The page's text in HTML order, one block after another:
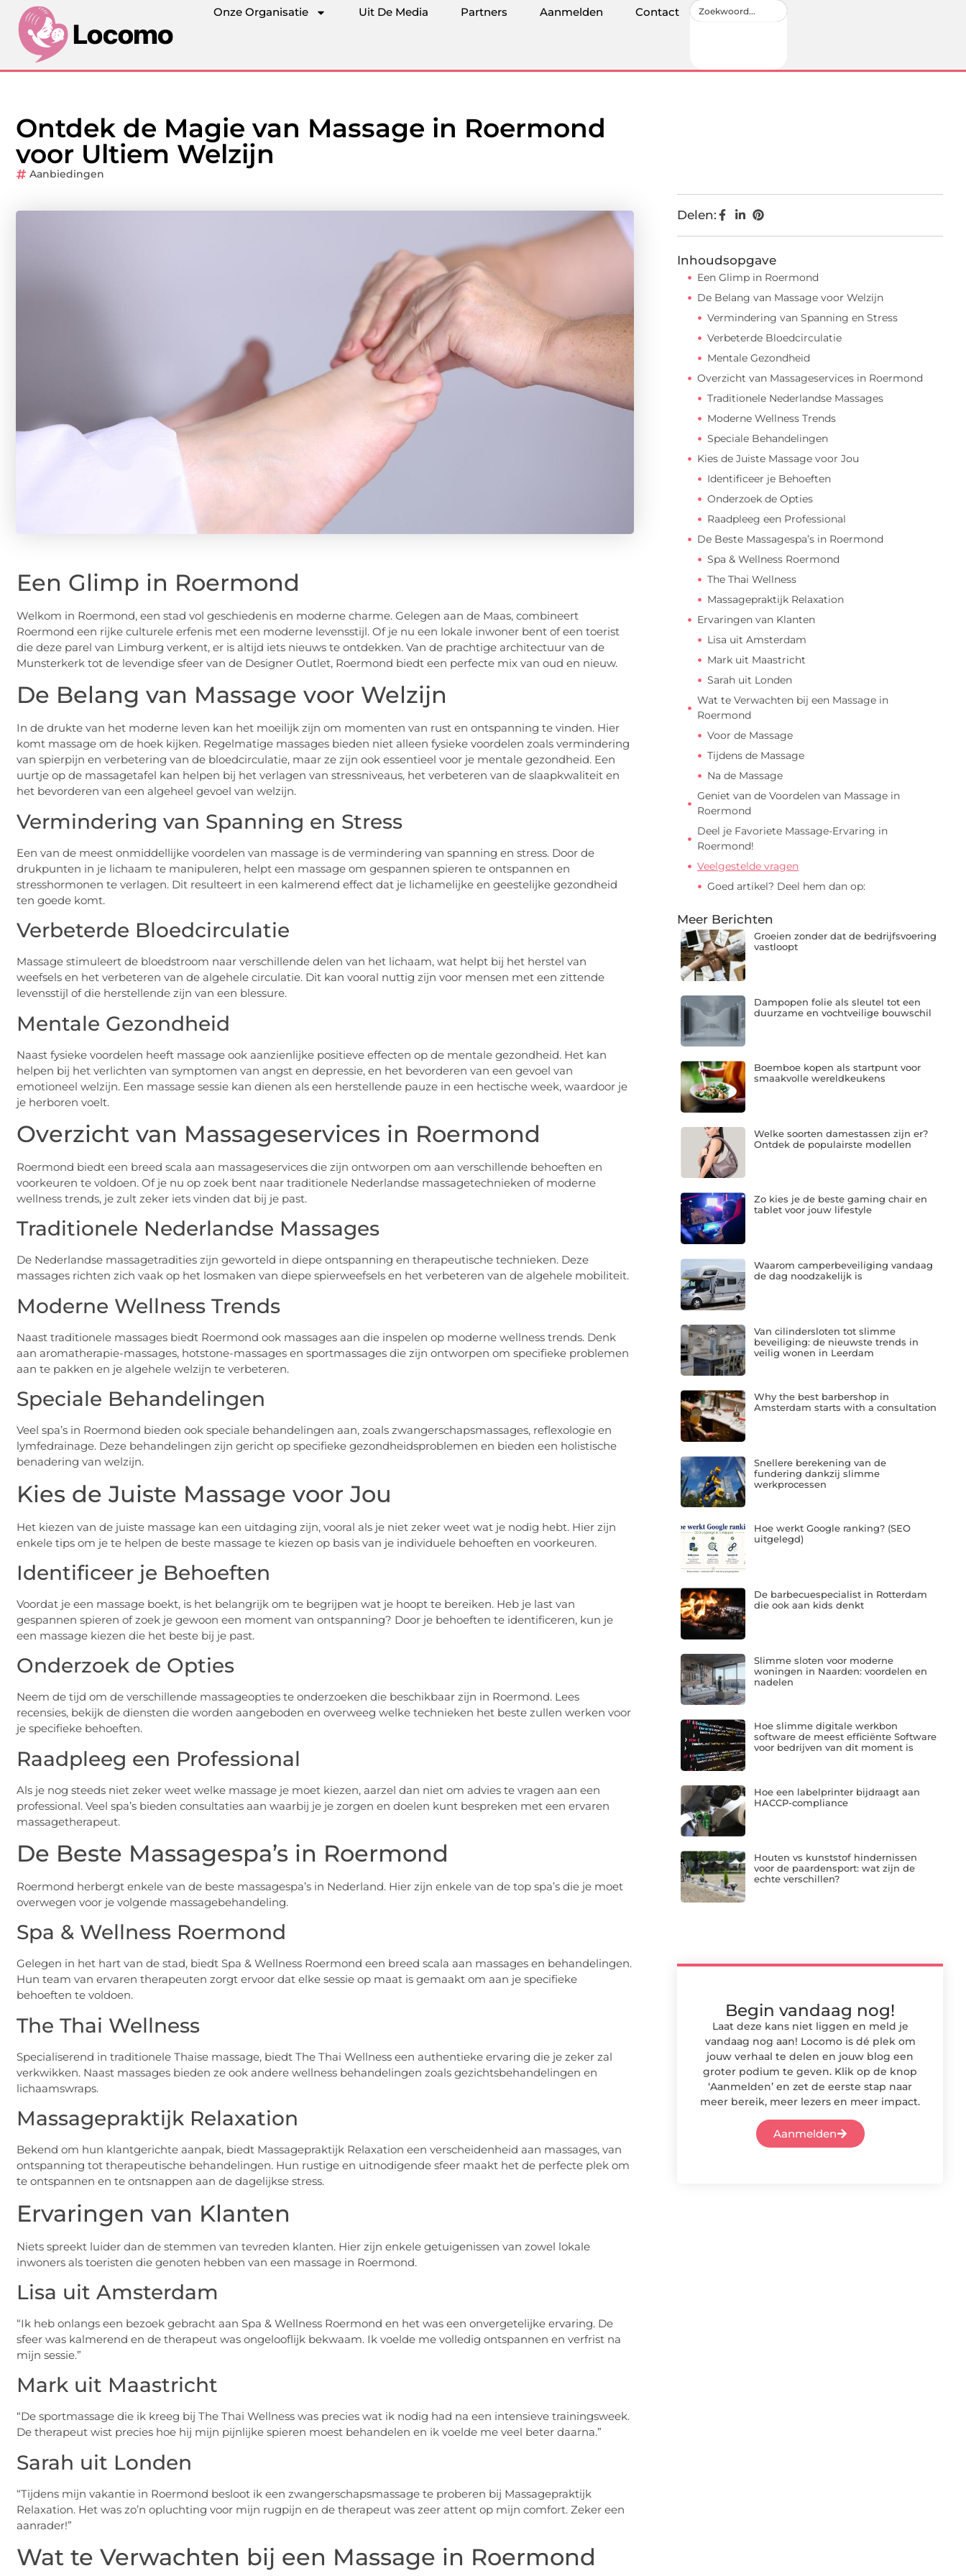
Onze Organisatie Uit De Media Partners Aanmelden Contact
Ontdek de Magie van Massage in Roermond
voor Ultiem Welzijn
Aanbiedingen
Een Glimp in Roermond
Welkom in Roermond, een stad vol geschiedenis en moderne charme. Gelegen aan de Maas, combineert
Roermond een rijke culturele erfenis met een moderne levensstijl. Of je nu een lokale inwoner bent of een toerist
die deze parel van Limburg verkent, er is altijd iets nieuws te ontdekken. Van de prachtige architectuur van de
Munsterkerk tot de levendige sfeer van de Designer Outlet, Roermond biedt een perfecte mix van oud en nieuw.
De Belang van Massage voor Welzijn
In de drukte van het moderne leven kan het moeilijk zijn om momenten van rust en ontspanning te vinden. Hier
komt massage om de hoek kijken. Regelmatige massages bieden niet alleen fysieke voordelen zoals vermindering
van spierpijn en verbetering van de bloedcirculatie, maar ze zijn ook essentieel voor je mentale gezondheid. Een
uurtje op de massagetafel kan helpen bij het verlagen van stressniveaus, het verbeteren van de slaapkwaliteit en
het bevorderen van een algeheel gevoel van welzijn.
Vermindering van Spanning en Stress
Een van de meest onmiddellijke voordelen van massage is de vermindering van spanning en stress. Door de
drukpunten in je lichaam te manipuleren, helpt een massage om gespannen spieren te ontspannen en
stresshormonen te verlagen. Dit resulteert in een kalmerend effect dat je lichamelijke en geestelijke gezondheid
ten goede komt.
Verbeterde Bloedcirculatie
Massage stimuleert de bloedstroom naar verschillende delen van het lichaam, wat helpt bij het herstel van
weefsels en het verbeteren van de algehele circulatie. Dit kan vooral nuttig zijn voor mensen met een zittende
levensstijl of die herstellende zijn van een blessure.
Mentale Gezondheid
Naast fysieke voordelen heeft massage ook aanzienlijke positieve effecten op de mentale gezondheid. Het kan
helpen bij het verlichten van symptomen van angst en depressie, en het bevorderen van een gevoel van
emotioneel welzijn. Een massage sessie kan dienen als een herstellende pauze in een hectische week, waardoor je
je herboren voelt.
Overzicht van Massageservices in Roermond
Roermond biedt een breed scala aan massageservices die zijn ontworpen om aan verschillende behoeften en
voorkeuren te voldoen. Of je nu op zoek bent naar traditionele Nederlandse massagetechnieken of moderne
wellness trends, je zult zeker iets vinden dat bij je past.
Traditionele Nederlandse Massages
De Nederlandse massagetradities zijn geworteld in diepe ontspanning en therapeutische technieken. Deze
massages richten zich vaak op het losmaken van diepe spierweefsels en het verbeteren van de algehele mobiliteit.
Moderne Wellness Trends
Naast traditionele massages biedt Roermond ook massages aan die inspelen op moderne wellness trends. Denk
aan aromatherapie-massages, hotstone-massages en sportmassages die zijn ontworpen om specifieke problemen
aan te pakken en je algehele welzijn te verbeteren.
Speciale Behandelingen
Veel spa’s in Roermond bieden ook speciale behandelingen aan, zoals zwangerschapsmassages, reflexologie en
lymfedrainage. Deze behandelingen zijn gericht op specifieke gezondheidsproblemen en bieden een holistische
benadering van welzijn.
Kies de Juiste Massage voor Jou
Het kiezen van de juiste massage kan een uitdaging zijn, vooral als je niet zeker weet wat je nodig hebt. Hier zijn
enkele tips om je te helpen de beste massage te kiezen op basis van je individuele behoeften en voorkeuren.
Identificeer je Behoeften
Voordat je een massage boekt, is het belangrijk om te begrijpen wat je hoopt te bereiken. Heb je last van
gespannen spieren of zoek je gewoon een moment van ontspanning? Door je behoeften te identificeren, kun je
een massage kiezen die het beste bij je past.
Onderzoek de Opties
Neem de tijd om de verschillende massageopties te onderzoeken die beschikbaar zijn in Roermond. Lees
recensies, bekijk de diensten die worden aangeboden en overweeg welke technieken het beste zullen werken voor
je specifieke behoeften.
Raadpleeg een Professional
Als je nog steeds niet zeker weet welke massage je moet kiezen, aarzel dan niet om advies te vragen aan een
professional. Veel spa’s bieden consultaties aan waarbij je je zorgen en doelen kunt bespreken met een ervaren
massagetherapeut.
De Beste Massagespa’s in Roermond
Roermond herbergt enkele van de beste massagespa’s in Nederland. Hier zijn enkele van de top spa’s die je moet
overwegen voor je volgende massagebehandeling.
Spa & Wellness Roermond
Gelegen in het hart van de stad, biedt Spa & Wellness Roermond een breed scala aan massages en behandelingen.
Hun team van ervaren therapeuten zorgt ervoor dat elke sessie op maat is gemaakt om aan je specifieke
behoeften te voldoen.
The Thai Wellness
Specialiserend in traditionele Thaise massage, biedt The Thai Wellness een authentieke ervaring die je zeker zal
verkwikken. Naast massages bieden ze ook andere wellness behandelingen zoals gezichtsbehandelingen en
lichaamswraps.
Massagepraktijk Relaxation
Bekend om hun klantgerichte aanpak, biedt Massagepraktijk Relaxation een verscheidenheid aan massages, van
ontspanning tot therapeutische behandelingen. Hun rustige en uitnodigende sfeer maakt het de perfecte plek om
te ontspannen en te ontsnappen aan de dagelijkse stress.
Ervaringen van Klanten
Niets spreekt luider dan de stemmen van tevreden klanten. Hier zijn enkele getuigenissen van zowel lokale
inwoners als toeristen die genoten hebben van een massage in Roermond.
Lisa uit Amsterdam
“Ik heb onlangs een bezoek gebracht aan Spa & Wellness Roermond en het was een onvergetelijke ervaring. De
sfeer was kalmerend en de therapeut was ongelooflijk bekwaam. Ik voelde me volledig ontspannen en verfrist na
mijn sessie.”
Mark uit Maastricht
“De sportmassage die ik kreeg bij The Thai Wellness was precies wat ik nodig had na een intensieve trainingsweek.
De therapeut wist precies hoe hij mijn pijnlijke spieren moest behandelen en ik voelde me veel beter daarna.”
Sarah uit Londen
“Tijdens mijn vakantie in Roermond besloot ik een zwangerschapsmassage te proberen bij Massagepraktijk
Relaxation. Het was zo’n opluchting voor mijn rugpijn en de therapeut was zeer attent op mijn comfort. Zeker een
aanrader!”
Wat te Verwachten bij een Massage in Roermond
Delen:
Inhoudsopgave
Een Glimp in Roermond
De Belang van Massage voor Welzijn
Vermindering van Spanning en Stress
Verbeterde Bloedcirculatie
Mentale Gezondheid
Overzicht van Massageservices in Roermond
Traditionele Nederlandse Massages
Moderne Wellness Trends
Speciale Behandelingen
Kies de Juiste Massage voor Jou
Identificeer je Behoeften
Onderzoek de Opties
Raadpleeg een Professional
De Beste Massagespa’s in Roermond
Spa & Wellness Roermond
The Thai Wellness
Massagepraktijk Relaxation
Ervaringen van Klanten
Lisa uit Amsterdam
Mark uit Maastricht
Sarah uit Londen
Wat te Verwachten bij een Massage in
Roermond
Voor de Massage
Tijdens de Massage
Na de Massage
Geniet van de Voordelen van Massage in
Roermond
Deel je Favoriete Massage-Ervaring in
Roermond!
Veelgestelde vragen
Goed artikel? Deel hem dan op:
Meer Berichten
Groeien zonder dat de bedrijfsvoering
vastloopt
Dampopen folie als sleutel tot een
duurzame en vochtveilige bouwschil
Boemboe kopen als startpunt voor
smaakvolle wereldkeukens
Welke soorten damestassen zijn er?
Ontdek de populairste modellen
Zo kies je de beste gaming chair en
tablet voor jouw lifestyle
Waarom camperbeveiliging vandaag
de dag noodzakelijk is
Van cilindersloten tot slimme
beveiliging: de nieuwste trends in
veilig wonen in Leerdam
Why the best barbershop in
Amsterdam starts with a consultation
Snellere berekening van de
fundering dankzij slimme
werkprocessen
Hoe werkt Google ranking? (SEO
uitgelegd)
De barbecuespecialist in Rotterdam
die ook aan kids denkt
Slimme sloten voor moderne
woningen in Naarden: voordelen en
nadelen
Hoe slimme digitale werkbon
software de meest efficiënte Software
voor bedrijven van dit moment is
Hoe een labelprinter bijdraagt aan
HACCP-compliance
Houten vs kunststof hindernissen
voor de paardensport: wat zijn de
echte verschillen?
Begin vandaag nog!
Laat deze kans niet liggen en meld je
vandaag nog aan! Locomo is dé plek om
jouw verhaal te delen en jouw blog een
groter podium te geven. Klik op de knop
‘Aanmelden’ en zet de eerste stap naar
meer bereik, meer lezers en meer impact.
Aanmelden